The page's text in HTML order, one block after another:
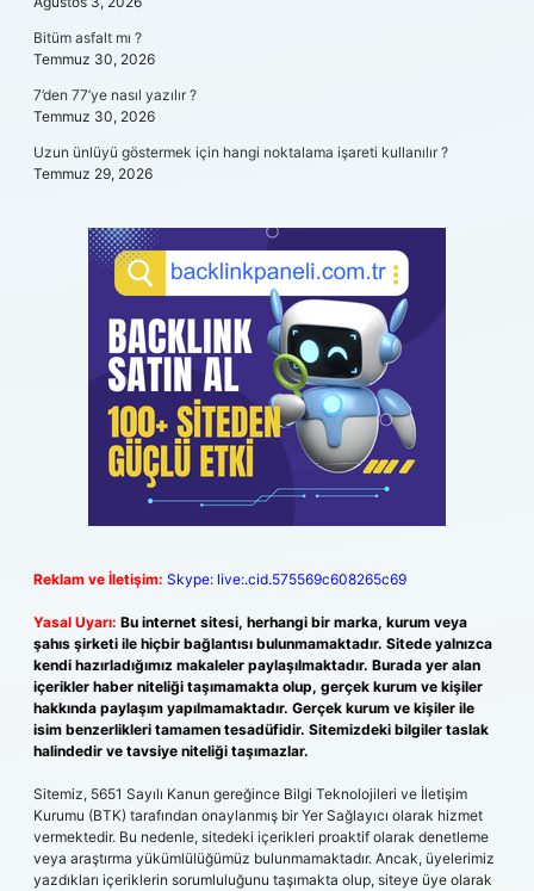
Bitüm asfalt mı ?
Temmuz 30, 2026
7’den 77’ye nasıl yazılır ?
Temmuz 30, 2026
Uzun ünlüyü göstermek için hangi noktalama işareti kullanılır ?
Temmuz 29, 2026
Reklam ve İletişim: Skype: live:.cid.575569c608265c69
Yasal Uyarı: Bu internet sitesi, herhangi bir marka, kurum veya
şahıs şirketi ile hiçbir bağlantısı bulunmamaktadır. Sitede yalnızca
kendi hazırladığımız makaleler paylaşılmaktadır. Burada yer alan
içerikler haber niteliği taşımamakta olup, gerçek kurum ve kişiler
hakkında paylaşım yapılmamaktadır. Gerçek kurum ve kişiler ile
isim benzerlikleri tamamen tesadüfidir. Sitemizdeki bilgiler taslak
halindedir ve tavsiye niteliği taşımazlar.
Sitemiz, 5651 Sayılı Kanun gereğince Bilgi Teknolojileri ve İletişim
Kurumu (BTK) tarafından onaylanmış bir Yer Sağlayıcı olarak hizmet
vermektedir. Bu nedenle, sitedeki içerikleri proaktif olarak denetleme
veya araştırma yükümlülüğümüz bulunmamaktadır. Ancak, üyelerimiz
yazdıkları içeriklerin sorumluluğunu taşımakta olup, siteye üye olarak